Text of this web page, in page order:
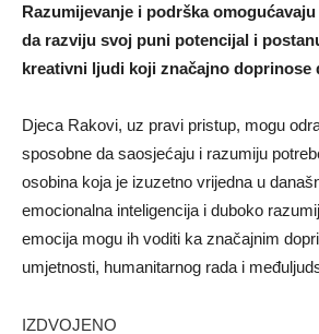
Razumijevanje i podrška
da razviju svoj puni potencijal i
kreativni ljudi koji značajno doprinose
Djeca Rakovi, uz pravi pristup, mogu
sposobne da saosjećaju i razumiju
osobina koja je izuzetno vrijedna u
emocionalna inteligencija i duboko
emocija mogu ih voditi ka značajnim
umjetnosti, humanitarnog rada i